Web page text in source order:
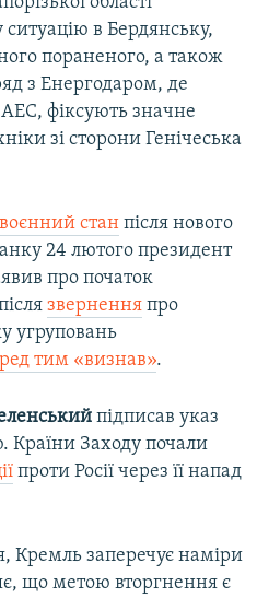
в Бердянську,
пораненого, а також
з Енергодаром, де
фіксують значне
зі сторони Генічеська
воєнний стан після нового
24 лютого президент
про початок
звернення про
угруповань
тим «визнав».
підписав указ
Країни Заходу почали
проти Росії через її напад
Кремль заперечує наміри
що метою вторгнення є